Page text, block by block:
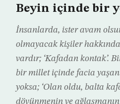
Beyin içinde bir
İnsanlarda, ister avam
olmayacak kişiler
vardır; ‘Kafadan kontak’.
bir millet içinde facia
yoksa; ‘Olan oldu, balta
dövünmenin ve ağlaşmanın